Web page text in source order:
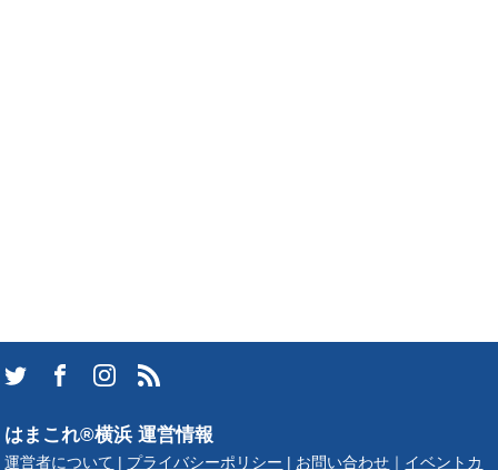
はまこれ®横浜 運営情報
運営者について プライバシーポリシー お問い合わせ イベントカ